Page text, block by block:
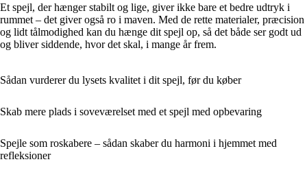
Et spejl, der hænger stabilt og lige, giver ikke bare et bedre udtryk i
rummet – det giver også ro i maven. Med de rette materialer, præcision
og lidt tålmodighed kan du hænge dit spejl op, så det både ser godt ud
og bliver siddende, hvor det skal, i mange år frem.
Sådan vurderer du lysets kvalitet i dit spejl, før du køber
Skab mere plads i soveværelset med et spejl med opbevaring
Spejle som roskabere – sådan skaber du harmoni i hjemmet med
refleksioner